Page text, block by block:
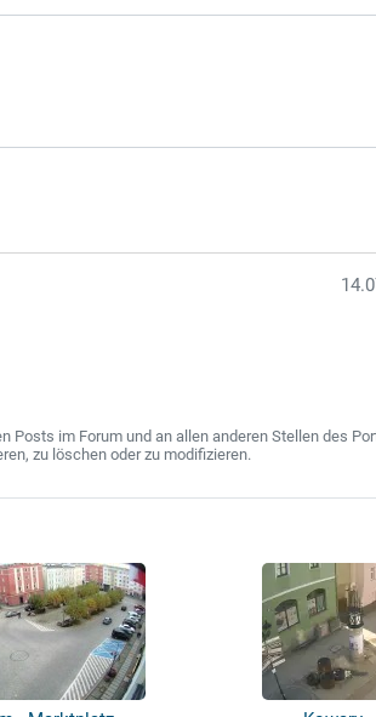
im Forum und an allen anderen Stellen des
zu löschen oder zu modifizieren.